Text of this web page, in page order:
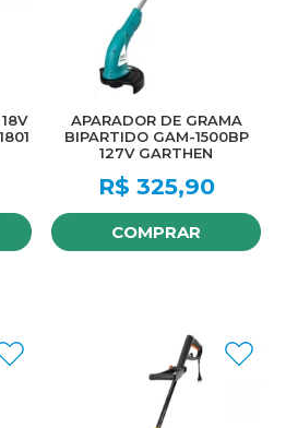
APARADOR DE GRAMA
BIPARTIDO GAM-1500BP
127V GARTHEN
R$ 325,90
COMPRAR